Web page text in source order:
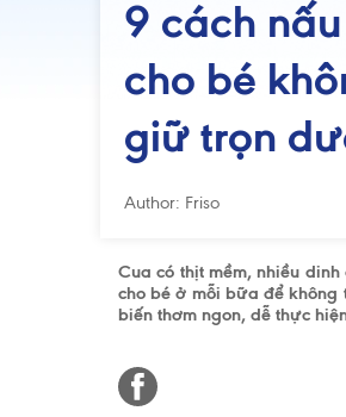
9 cách
cho bé
giữ trọn
Author: Friso
Cua có thịt mềm, nhiều
cho bé ở mỗi bữa để không
biến thơm ngon, dễ thực